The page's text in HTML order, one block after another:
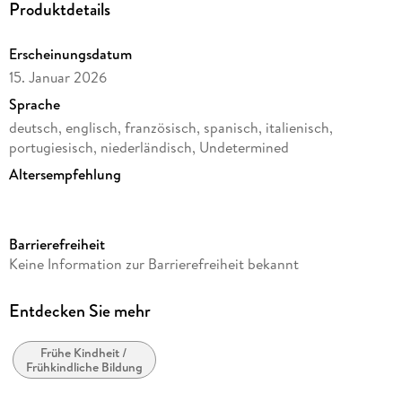
Produktdetails
Erscheinungsdatum
15. Januar 2026
Sprache
deutsch, englisch, französisch, spanisch, italienisch,
portugiesisch, niederländisch, Undetermined
Altersempfehlung
3D Puzzles (Ravensburger)
Verlag/Hersteller
Rätsel
Material
Barrierefreiheit
Keine Information zur Barrierefreiheit bekannt
Entdecken Sie mehr
Frühe Kindheit /
Frühkindliche Bildung